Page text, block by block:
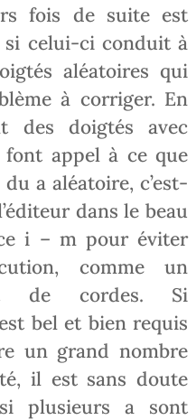
fois de suite est
si celui-ci conduit à
aléatoires qui
à corriger. En
des doigtés avec
appel à ce que
a aléatoire, c’est-
dans le beau
i – m pour éviter
comme un
de cordes. Si
bel et bien requis
un grand nombre
il est sans doute
plusieurs a sont